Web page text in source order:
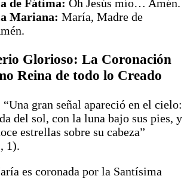
de Fátima: Oh Jesús mío… Amén.
Mariana: María, Madre de
Glorioso: La Coronación
Reina de todo lo Creado
“Una gran señal apareció en el cielo:
del sol, con la luna bajo sus pies, y
estrellas sobre su cabeza”
1).
es coronada por la Santísima